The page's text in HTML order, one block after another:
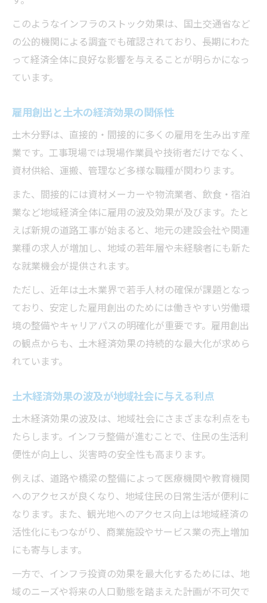
このようなインフラのストック効果は、国土交通省など
の公的機関による調査でも確認されており、長期にわた
って経済全体に良好な影響を与えることが明らかになっ
ています。
雇用創出と土木の経済効果の関係性
土木分野は、直接的・間接的に多くの雇用を生み出す産
業です。工事現場では現場作業員や技術者だけでなく、
資材供給、運搬、管理など多様な職種が関わります。
また、間接的には資材メーカーや物流業者、飲食・宿泊
業など地域経済全体に雇用の波及効果が及びます。たと
えば新規の道路工事が始まると、地元の建設会社や関連
業種の求人が増加し、地域の若年層や未経験者にも新た
な就業機会が提供されます。
ただし、近年は土木業界で若手人材の確保が課題となっ
ており、安定した雇用創出のためには働きやすい労働環
境の整備やキャリアパスの明確化が重要です。雇用創出
の観点からも、土木経済効果の持続的な最大化が求めら
れています。
土木経済効果の波及が地域社会に与える利点
土木経済効果の波及は、地域社会にさまざまな利点をも
たらします。インフラ整備が進むことで、住民の生活利
便性が向上し、災害時の安全性も高まります。
例えば、道路や橋梁の整備によって医療機関や教育機関
へのアクセスが良くなり、地域住民の日常生活が便利に
なります。また、観光地へのアクセス向上は地域経済の
活性化にもつながり、商業施設やサービス業の売上増加
にも寄与します。
一方で、インフラ投資の効果を最大化するためには、地
域のニーズや将来の人口動態を踏まえた計画が不可欠で